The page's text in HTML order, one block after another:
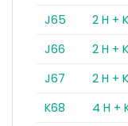
J65
2 H +
J66
2 H +
J67
2 H +
K68
4 H +